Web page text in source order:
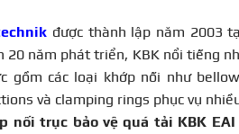
được thành lập năm 2003
20 năm phát triển, KBK nổi tiếng
gồm các loại khớp nối như
và clamping rings phục vụ
nối trục bảo vệ quá tải KBK EAI